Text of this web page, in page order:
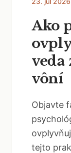
Ako
veda
vôní
Objavte
tejto